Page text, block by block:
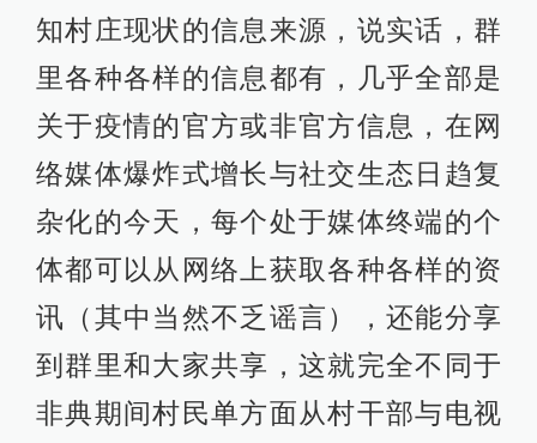
知村庄现状的信息来源，说实话，群
里各种各样的信息都有，几乎全部是
关于疫情的官方或非官方信息，在网
络媒体爆炸式增长与社交生态日趋复
杂化的今天，每个处于媒体终端的个
体都可以从网络上获取各种各样的资
讯（其中当然不乏谣言），还能分享
到群里和大家共享，这就完全不同于
非典期间村民单方面从村干部与电视